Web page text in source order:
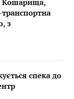
Кошарища,
з
спека до